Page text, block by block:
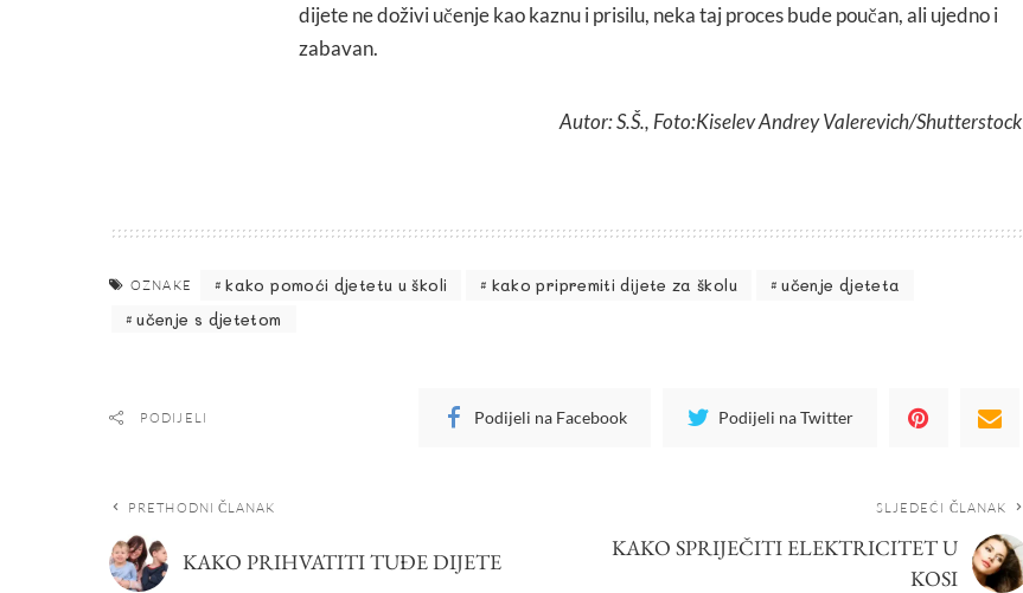
dijete ne doživi učenje kao kaznu i prisilu, neka taj proces bude poučan, ali ujedno i
zabavan.
Autor: S.Š., Foto:Kiselev Andrey Valerevich/Shutterstock
OZNAKE kako pomoći djetetu u školi kako pripremiti dijete za školu
učenje djeteta
učenje s djetetom
PODIJELI Podijeli na Facebook Podijeli na Twitter
PRETHODNI ČLANAK
KAKO PRIHVATITI TUĐE DIJETE
SLJEDEĆI ČLANAK
KAKO SPRIJEČITI ELEKTRICITET U
KOSI